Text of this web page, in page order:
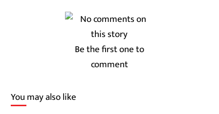
Be the first one to
comment
You may also like